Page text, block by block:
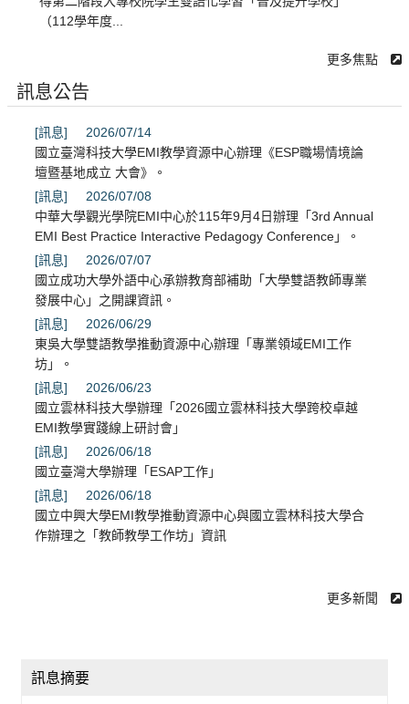
（112學年度...
更多焦點
訊息公告
[訊息]
2026/07/14
國立臺灣科技大學EMI教學資源中心辦理《ESP職場情境論
壇暨基地成立 大會》。
[訊息]
2026/07/08
中華大學觀光學院EMI中心於115年9月4日辦理「3rd Annual
EMI Best Practice Interactive Pedagogy Conference」。
[訊息]
2026/07/07
國立成功大學外語中心承辦教育部補助「大學雙語教師專業
發展中心」之開課資訊。
[訊息]
2026/06/29
東吳大學雙語教學推動資源中心辦理「專業領域EMI工作
坊」。
[訊息]
2026/06/23
國立雲林科技大學辦理「2026國立雲林科技大學跨校卓越
EMI教學實踐線上研討會」
[訊息]
2026/06/18
國立臺灣大學辦理「ESAP工作」
[訊息]
2026/06/18
國立中興大學EMI教學推動資源中心與國立雲林科技大學合
作辦理之「教師教學工作坊」資訊
更多新聞
訊息摘要